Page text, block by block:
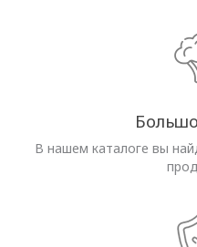
В нашем каталоге вы